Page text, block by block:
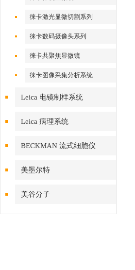
徕卡激光显微切割系列
徕卡数码摄像头系列
徕卡共聚焦显微镜
徕卡图像采集分析系统
Leica 电镜制样系统
Leica 病理系统
BECKMAN 流式细胞仪
美墨尔特
美谷分子